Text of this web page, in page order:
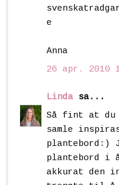
e
Anna
26 apr. 2010
Linda sa...
Så fint at du
samle
plantebord:)
plantebord i
akkurat den